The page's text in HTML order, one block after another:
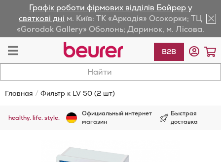
Графік роботи фірмових відділів Бойрер у
святкові дні м. Київ: ТК «Аркадія» Осокорки; ТЦ
«Gorodok Gallery» Оболонь; Даринок, м. Лісова.
Toggle
Nav
B2B
Главная Фильтр к LV 50 (2 шт)
healthy. life. style.
Официальный интернет
магазин
Быстрая
доставка